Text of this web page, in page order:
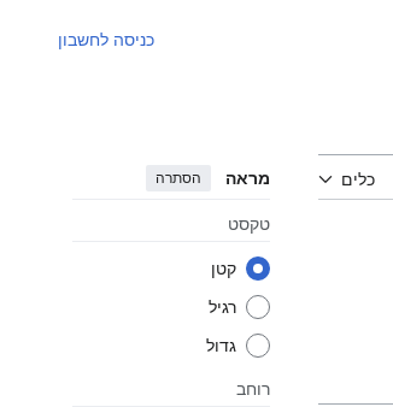
כניסה לחשבון
כלים מראה הסתרה
טקסט
קטן
רגיל
גדול
רוחב